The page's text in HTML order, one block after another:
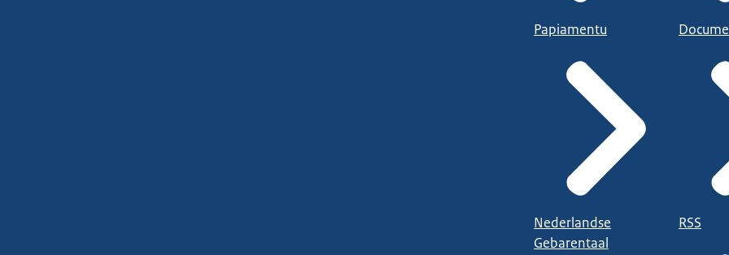
Papiamentu
Nederlandse
Gebarentaal
RSS